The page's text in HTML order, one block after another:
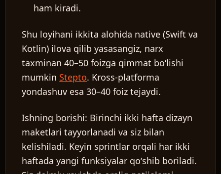
ham kiradi.
Shu loyihani ikkita alohida native (Swift va
Kotlin) ilova qilib yasasangiz, narx
taxminan 40–50 foizga qimmat boʻlishi
mumkin Stepto. Kross-platforma
yondashuv esa 30–40 foiz tejaydi.
Ishning borishi: Birinchi ikki hafta dizayn
maketlari tayyorlanadi va siz bilan
kelishiladi. Keyin sprintlar orqali har ikki
haftada yangi funksiyalar qoʻshib boriladi.